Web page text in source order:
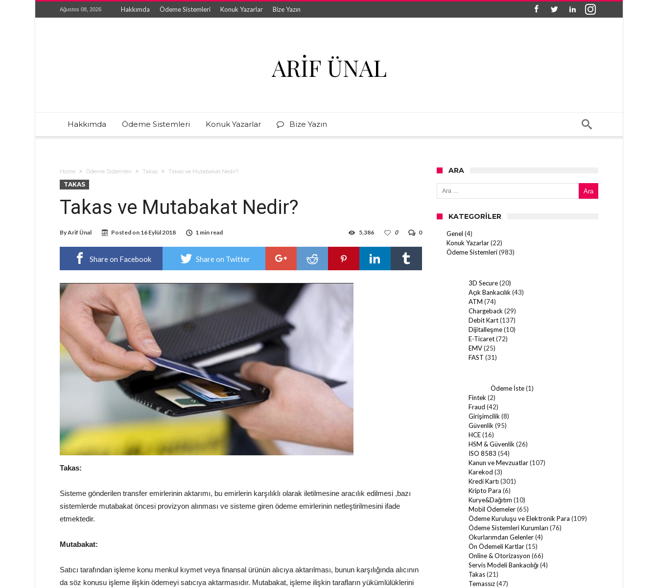
Ağustos 08, 2026 Hakkımda Ödeme Sistemleri Konuk Yazarlar Bize Yazın
ARIF ÜNAL
Hakkımda Ödeme Sistemleri Konuk Yazarlar Bize Yazın
Home Ödeme Sistemleri Takas Takas ve Mutabakat Nedir?
TAKAS
Takas ve Mutabakat Nedir?
ByArif Ünal Posted on 16 Eylül 2018 1 min read 0
0
5,386
Share on Facebook Share on Twitter
Takas:
Sisteme gönderilen transfer emirlerinin aktarımı, bu emirlerin karşılıklı olarak iletilmesine aracılık edilmesi ,bazı
sistemlerde mutabakat öncesi provizyon alınması ve sisteme giren ödeme emirlerinin netleştirilmesini ifade
etmektedir.
Mutabakat:
Satıcı tarafından işleme konu menkul kıymet veya finansal ürünün alıcıya aktarılması, bunun karşılığında alıcının
da söz konusu işleme ilişkin ödemeyi satıcıya aktarmasıdır. Mutabakat, işleme ilişkin tarafların yükümlülüklerini
ARA
Arama:
KATEGORILER
Genel (4)
Konuk Yazarlar(22)
Ödeme Sistemleri(983)
3D Secure(20)
Açık Bankacılık (43)
ATM (74)
Chargeback (29)
Debit Kart(137)
Dijitalleşme(10)
E-Ticaret(72)
EMV(25)
FAST (31)
Ödeme İste(1)
Fintek (2)
Fraud (42)
Girişimcilik (8)
Güvenlik (95)
HCE(16)
HSM & Güvenlik (26)
ISO 8583 (54)
Kanun ve Mevzuatlar(107)
Karekod (3)
Kredi Kartı (301)
Kripto Para (6)
Kurye&Dağıtım (10)
Mobil Ödemeler(65)
Ödeme Kuruluşu ve Elektronik Para (109)
Ödeme Sistemleri Kurumları (76)
Okurlarımdan Gelenler(4)
Ön Ödemeli Kartlar(15)
Online & Otorizasyon (66)
Servis Modeli Bankacılığı (4)
Takas(21)
Temassız(47)